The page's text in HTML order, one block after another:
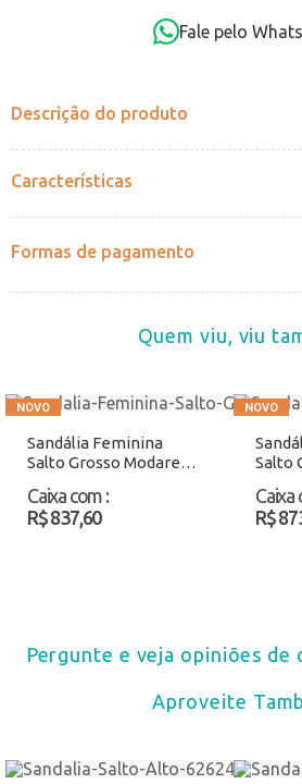
Fale pelo
Descrição do produto
Características
Formas de pagamento
Quem viu, viu
Sandália Feminina
Salto Grosso Modare
Caixa com :
R$ 837,60
Salto
Caixa
R$
Pergunte e veja opiniões de
Aproveite